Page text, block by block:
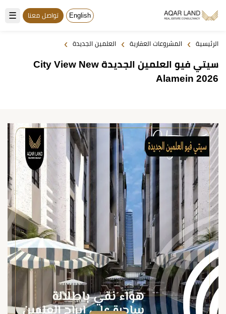
☰ English تواصل معنا
الرئيسية › المشروعات العقارية › العلمين الجديدة ›
سيتي فيو العلمين الجديدة City View New
Alamein 2026